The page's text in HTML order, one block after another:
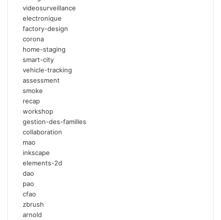
videosurveillance
electronique
factory-design
corona
home-staging
smart-city
vehicle-tracking
assessment
smoke
recap
workshop
gestion-des-familles
collaboration
mao
inkscape
elements-2d
dao
pao
cfao
zbrush
arnold